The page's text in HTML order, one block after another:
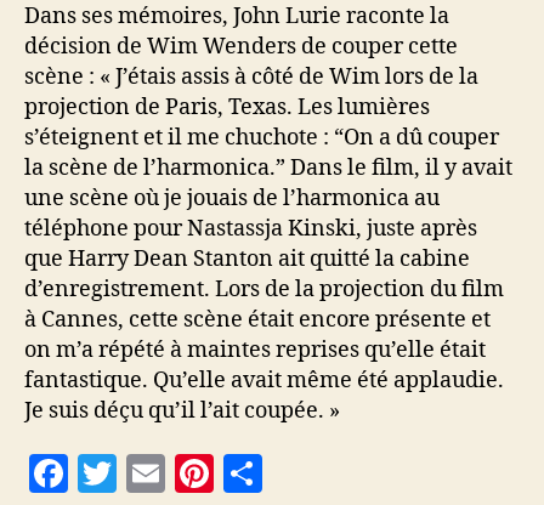
Dans ses mémoires, John Lurie raconte la
décision de Wim Wenders de couper cette
scène : « J’étais assis à côté de Wim lors de la
projection de Paris, Texas. Les lumières
s’éteignent et il me chuchote : “On a dû couper
la scène de l’harmonica.” Dans le film, il y avait
une scène où je jouais de l’harmonica au
téléphone pour Nastassja Kinski, juste après
que Harry Dean Stanton ait quitté la cabine
d’enregistrement. Lors de la projection du film
à Cannes, cette scène était encore présente et
on m’a répété à maintes reprises qu’elle était
fantastique. Qu’elle avait même été applaudie.
Je suis déçu qu’il l’ait coupée. »
F
T
E
Pi